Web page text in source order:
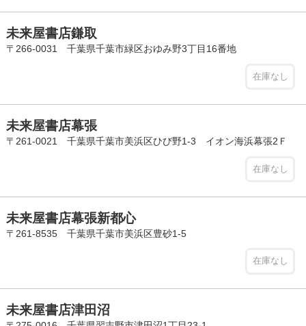
未来屋書店鎌取
〒266-0031 千葉県千葉市緑区おゆみ野3丁目16番地
在庫なし
未来屋書店幕張
〒261-0021 千葉県千葉市美浜区ひび野1-3 イオン海浜幕張2Ｆ
在庫なし
未来屋書店幕張新都心
〒261-8535 千葉県千葉市美浜区豊砂1-5
在庫なし
未来屋書店津田沼